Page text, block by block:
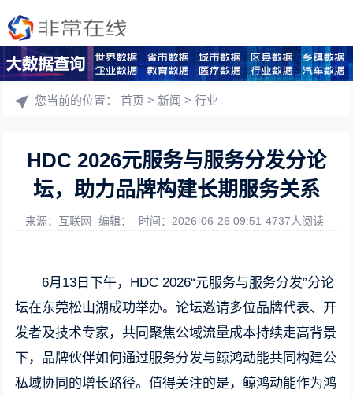
您当前的位置：首页 >新闻 >行业
HDC 2026元服务与服务分发分论
坛，助力品牌构建长期服务关系
来源：互联网 编辑： 时间：2026-06-26 09:51 4737人阅读
6月13日下午，HDC 2026“元服务与服务分发”分论
坛在东莞松山湖成功举办。论坛邀请多位品牌代表、开
发者及技术专家，共同聚焦公域流量成本持续走高背景
下，品牌伙伴如何通过服务分发与鲸鸿动能共同构建公
私域协同的增长路径。值得关注的是，鲸鸿动能作为鸿